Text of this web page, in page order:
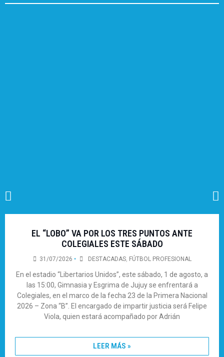
EL “LOBO” VA POR LOS TRES PUNTOS ANTE
COLEGIALES ESTE SÁBADO
31/07/2026 • DESTACADAS, FÚTBOL PROFESIONAL
En el estadio “Libertarios Unidos”, este sábado, 1 de agosto, a
las 15:00, Gimnasia y Esgrima de Jujuy se enfrentará a
Colegiales, en el marco de la fecha 23 de la Primera Nacional
2026 – Zona “B”. El encargado de impartir justicia será Felipe
Viola, quien estará acompañado por Adrián
LEER MÁS »